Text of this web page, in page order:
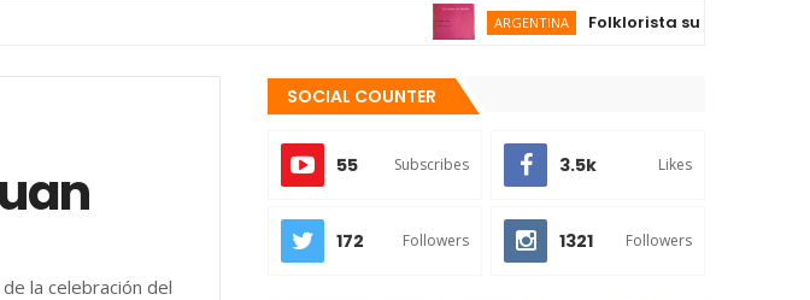
ARGENTINA Folklorista sugiere UNESCO
la celebración del
SOCIAL COUNTER
55 Subscribes 3.5k Likes
172 Followers 1321 Followers